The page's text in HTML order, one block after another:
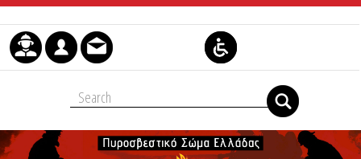
Skip to Content